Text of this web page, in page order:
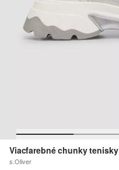
Viacfarebné chunky tenisky
s.Oliver